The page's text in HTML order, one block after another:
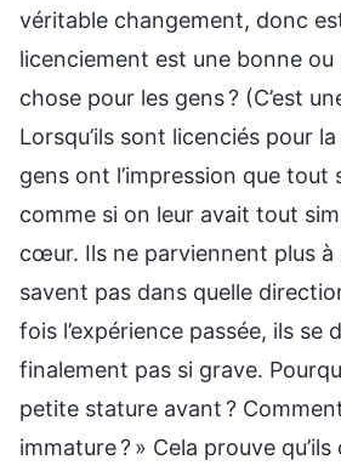
véritable changement, donc
licenciement est une bonne ou
chose pour les gens ? (C’est
Lorsqu’ils sont licenciés pour
gens ont l’impression que tout
comme si on leur avait tout
cœur. Ils ne parviennent plus à
savent pas dans quelle
fois l’expérience passée, ils se
finalement pas si grave.
petite stature avant ?
immature ? » Cela prouve